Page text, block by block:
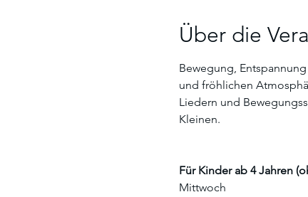
Über die
Bewegung,
und fröhlichen
Liedern und
Kleinen.
Für Kinder ab 4 Jahren
Mittwoch